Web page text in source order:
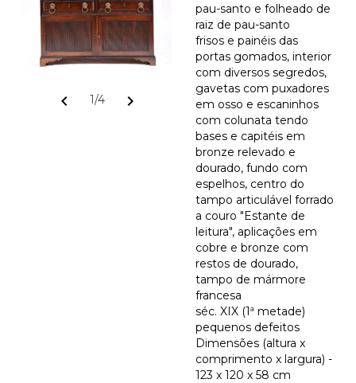
chevron_left 1/4 chevron_right
pau-santo e folheado de
raiz de pau-santo
frisos e painéis das
portas gomados, interior
com diversos segredos,
gavetas com puxadores
em osso e escaninhos
com colunata tendo
bases e capitéis em
bronze relevado e
dourado, fundo com
espelhos, centro do
tampo articulável forrado
a couro "Estante de
leitura", aplicações em
cobre e bronze com
restos de dourado,
tampo de mármore
francesa
séc. XIX (1ª metade)
pequenos defeitos
Dimensões (altura x
comprimento x largura) -
123 x 120 x 58 cm